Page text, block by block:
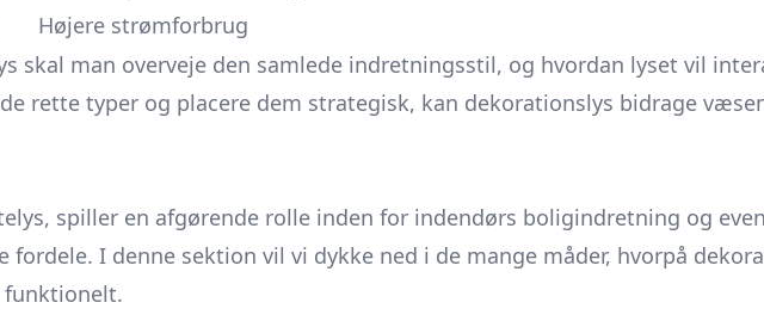
Højere strømforbrug
skal man overveje den samlede indretningsstil, og hvordan lyset vil
rette typer og placere dem strategisk, kan dekorationslys bidrage
spiller en afgørende rolle inden for indendørs boligindretning og
I denne sektion vil vi dykke ned i de mange måder, hvorpå
funktionelt.